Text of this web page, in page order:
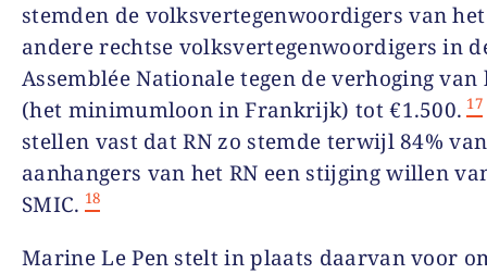
stemden de volksvertegenwoordigers van het
andere rechtse volksvertegenwoordigers in
Assemblée Nationale tegen de verhoging van
(het minimumloon in Frankrijk) tot €1.500. 17
stellen vast dat RN zo stemde terwijl 84%
aanhangers van het RN een stijging willen
SMIC. 18
Marine Le Pen stelt in plaats daarvan voor